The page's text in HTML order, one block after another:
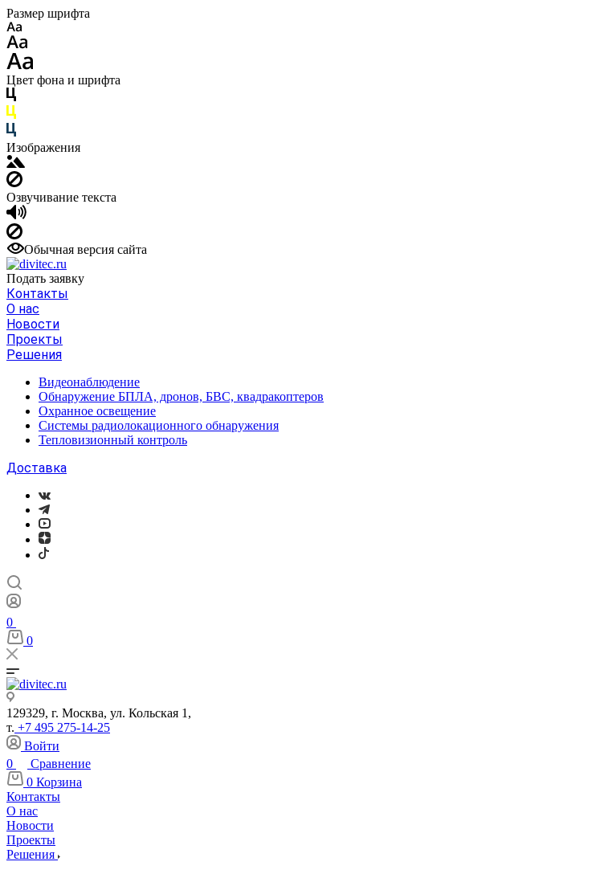
Размер шрифта
Цвет фона и шрифта
Изображения
Озвучивание текста
Обычная версия сайта
Подать заявку
Контакты
О нас
Новости
Проекты
Решения
Видеонаблюдение
Обнаружение БПЛА, дронов, БВС, квадракоптеров
Охранное освещение
Системы радиолокационного обнаружения
Тепловизионный контроль
Доставка
0
0
129329, г. Москва, ул. Кольская 1,
т. +7 495 275-14-25
Войти
0
Сравнение
0 Корзина
Контакты
О нас
Новости
Проекты
Решения